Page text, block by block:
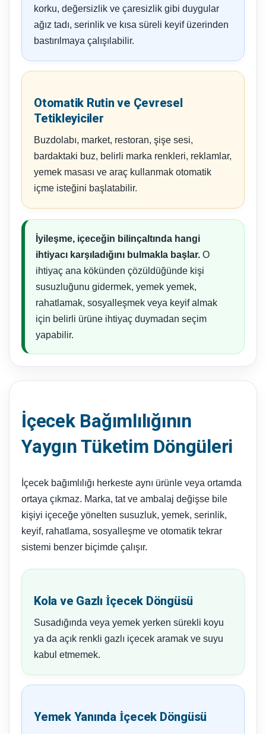
korku, değersizlik ve çaresizlik gibi duygular
ağız tadı, serinlik ve kısa süreli keyif üzerinden
bastırılmaya çalışılabilir.
Otomatik Rutin ve Çevresel
Tetikleyiciler
Buzdolabı, market, restoran, şişe sesi,
bardaktaki buz, belirli marka renkleri, reklamlar,
yemek masası ve araç kullanmak otomatik
içme isteğini başlatabilir.
İyileşme, içeceğin bilinçaltında hangi
ihtiyacı karşıladığını bulmakla başlar. O
ihtiyaç ana kökünden çözüldüğünde kişi
susuzluğunu gidermek, yemek yemek,
rahatlamak, sosyalleşmek veya keyif almak
için belirli ürüne ihtiyaç duymadan seçim
yapabilir.
İçecek Bağımlılığının
Yaygın Tüketim Döngüleri
İçecek bağımlılığı herkeste aynı ürünle veya ortamda
ortaya çıkmaz. Marka, tat ve ambalaj değişse bile
kişiyi içeceğe yönelten susuzluk, yemek, serinlik,
keyif, rahatlama, sosyalleşme ve otomatik tekrar
sistemi benzer biçimde çalışır.
Kola ve Gazlı İçecek Döngüsü
Susadığında veya yemek yerken sürekli koyu
ya da açık renkli gazlı içecek aramak ve suyu
kabul etmemek.
Yemek Yanında İçecek Döngüsü